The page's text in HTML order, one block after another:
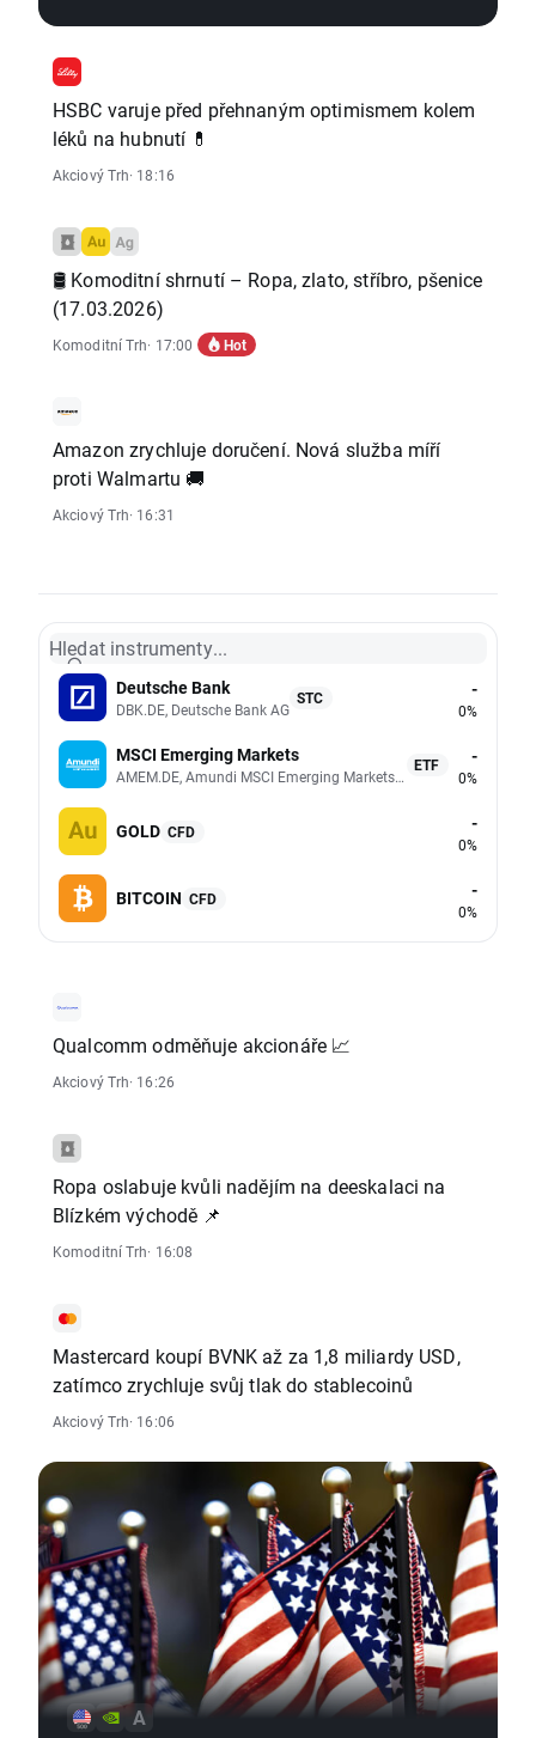
HSBC varuje před přehnaným optimismem kolem
léků na hubnutí 💊
Akciový Trh· 18:16
🛢️ Komoditní shrnutí – Ropa, zlato, stříbro, pšenice
(17.03.2026)
Komoditní Trh· 17:00 Hot
Amazon zrychluje doručení. Nová služba míří
proti Walmartu 🚚
Akciový Trh· 16:31
Hledat instrumenty...
Deutsche Bank
DBK.DE, Deutsche Bank AG
STC -
0%
MSCI Emerging Markets
AMEM.DE, Amundi MSCI Emerging Markets UCITS (Acc EUR)
ETF -
0%
GOLD CFD -
0%
BITCOIN CFD -
0%
Qualcomm odměňuje akcionáře 📈
Akciový Trh· 16:26
Ropa oslabuje kvůli nadějím na deeskalaci na
Blízkém východě 📌
Komoditní Trh· 16:08
Mastercard koupí BVNK až za 1,8 miliardy USD,
zatímco zrychluje svůj tlak do stablecoinů
Akciový Trh· 16:06